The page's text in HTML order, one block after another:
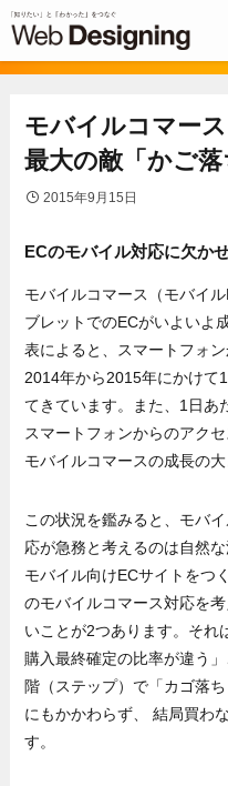
モバイルコマー
最大の敵「かご
2015年9月15日
ECのモバイル対応に欠か
モバイルコマース（モバイ
ブレットでのECがいよいよ
表によると、スマートフォ
2014年から2015年にかけて
てきています。また、1日あ
スマートフォンからのアク
モバイルコマースの成長の
この状況を鑑みると、モバ
応が急務と考えるのは自然
モバイル向けECサイトをつ
のモバイルコマース対応を
いことが2つあります。それ
購入最終確定の比率が違う
階（ステップ）で「カゴ落
にもかかわらず、 結局買わ
す。